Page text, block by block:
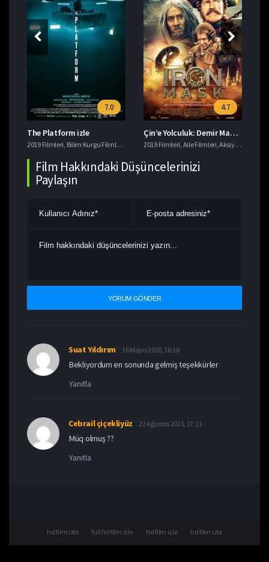
,Savaş Filmleri,Tavsiye Filmler
7.0
The Platform izle
2019 Filmleri Bilim Kurgu Filmleri Gerilim Filmleri,imdb 7+ Filmler ,Korku Filmleri
4.7
Çin’e Yolculuk: Demir Maskenin Gizemi izle
2019 Filmleri Aile Filmleri ,Aksiyon Filmleri
Film Hakkındaki Düşüncelerinizi
Paylaşın
Suat Yıldırım 16 Mayıs 2020, 16:18
Bekliyordum en sonunda gelmiş teşekkürler
Yanıtla
Cebrail çiçekliyüz 22 Ağustos 2021, 17:11
Müq olmuş ??
Yanıtla
hd film izle full hd film izle hd film izle hd film izle